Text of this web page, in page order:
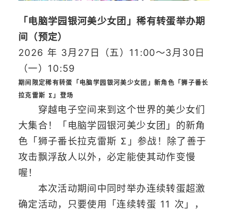
「电脑学园银河美少女团」稀有转蛋举办期
间（预定）
2026 年 3月27日（五）11:00～3月30日
（一）10:59
期间限定稀有转蛋「电脑学园银河美少女团」新角色「狮子番长
拉克雷斯 Σ」登场
穿越电子空间来到这个世界的美少女们
大集合！「电脑学园银河美少女团」的新角
色「狮子番长拉克雷斯 Σ」参战！除了善于
攻击飘浮敌人以外，必定能使其动作变慢
喔！
本次活动期间中同时举办连续转蛋超激
确定活动，只要使用「连续转蛋 11 次」，